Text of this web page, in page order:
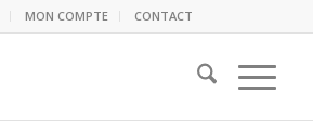
MON COMPTE CONTACT